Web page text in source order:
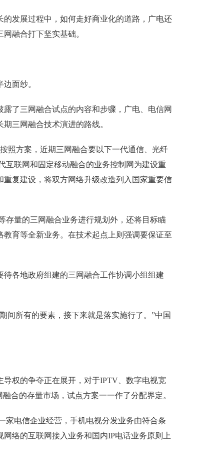
发展过程中，如何走好商业化的道路，广电还
融合打下坚实基础。
面纱。
了三网融合试点的内容和步骤，广电、电信网
三网融合技术演进的路线。
照方案，近期三网融合要以下一代通信、光纤
互联网和固定移动融合的业务控制网为建设重
复建设，将双方网络升级改造列入国家重要信
存量的三网融合业务进行规划外，还将目标瞄
育等全新业务。在技术起点上则强调要保证至
各地政府组建的三网融合工作协调小组组建
间所有的要素，接下来就是落实施行了。”中国
权的争夺正在展开，对于IPTV、数字电视宽
合的存量市场，试点方案一一作了分配界定。
家电信企业经营，手机电视分发业务由符合条
络的互联网接入业务和国内IP电话业务原则上